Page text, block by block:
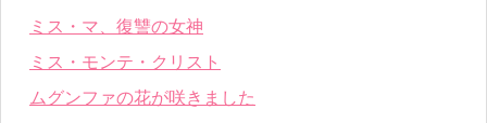
ミス・マ、復讐の女神
ミス・モンテ・クリスト
ムグンファの花が咲きました